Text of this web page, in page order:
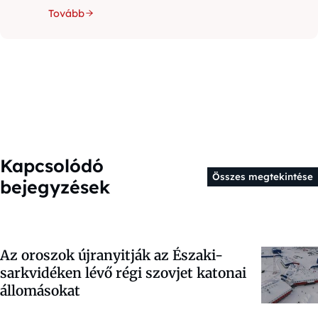
Tovább
Kapcsolódó
bejegyzések
Összes megtekintése
Az oroszok újranyitják az Északi-
sarkvidéken lévő régi szovjet katonai
állomásokat